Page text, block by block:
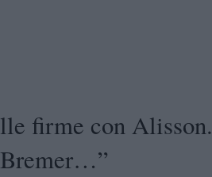
firme con Alisson.
Bremer…”